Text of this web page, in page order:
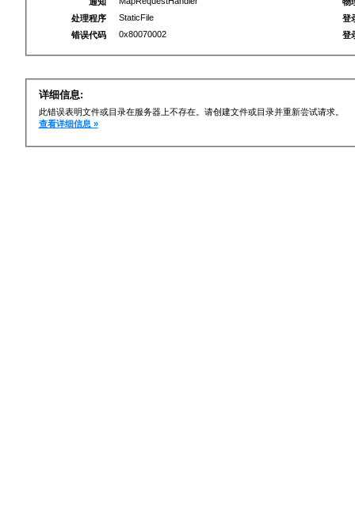
处理程序
StaticFile
错误代码
0x80070002
登
登
详细信息:
此错误表明文件或目录在服务器上不存在。请创建文件或目录并重新尝试请求。
查看详细信息 »